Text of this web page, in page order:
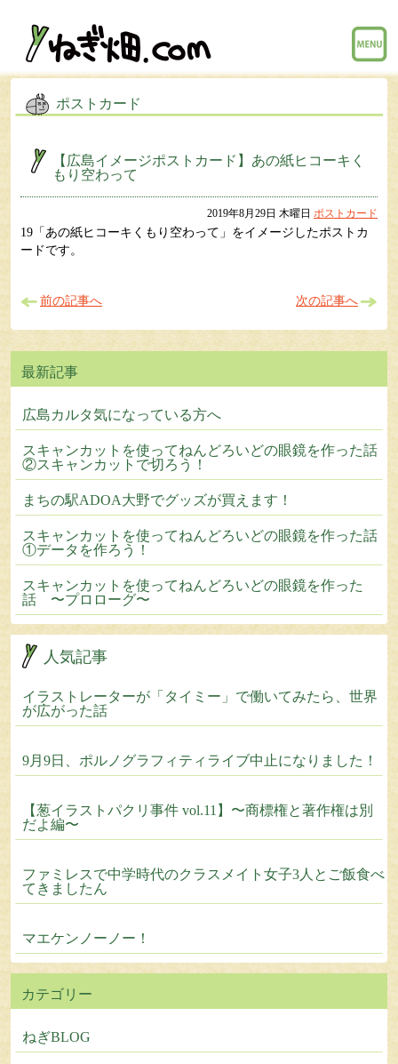
menu
ポストカード
【広島イメージポストカード】あの紙ヒコーキく
もり空わって
2019年8月29日 木曜日 ポストカード
19「あの紙ヒコーキくもり空わって」をイメージしたポストカ
ードです。
前の記事へ 次の記事へ
広島カルタ気になっている方へ
スキャンカットを使ってねんどろいどの眼鏡を作った話
②スキャンカットで切ろう！
まちの駅ADOA大野でグッズが買えます！
スキャンカットを使ってねんどろいどの眼鏡を作った話
①データを作ろう！
スキャンカットを使ってねんどろいどの眼鏡を作った
話 〜プロローグ〜
人気記事
イラストレーターが「タイミー」で働いてみたら、世界
が広がった話
9月9日、ポルノグラフィティライブ中止になりました！
【葱イラストパクリ事件 vol.11】〜商標権と著作権は別
だよ編〜
ファミレスで中学時代のクラスメイト女子3人とご飯食べ
てきましたん
マエケンノーノー！
カテゴリー
ねぎBLOG